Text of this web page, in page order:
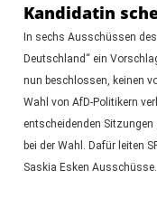
Kandidatin
In sechs Ausschüssen
Deutschland“ ein
nun beschlossen, keinen
Wahl von AfD-Politikern
entscheidenden
bei der Wahl. Dafür leiten
Saskia Esken Ausschüsse.